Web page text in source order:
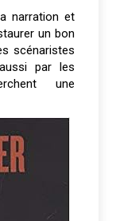
narration et
un bon
scénaristes
par les
une